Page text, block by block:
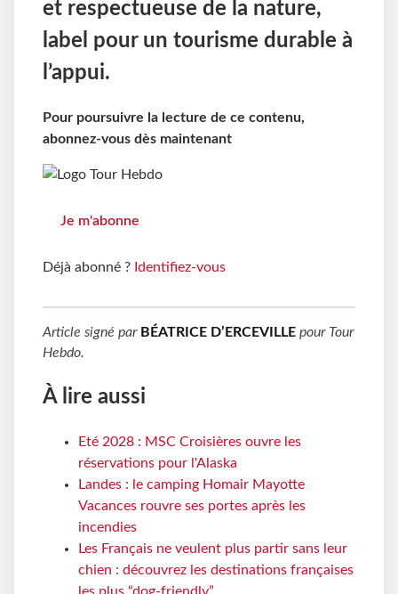
et respectueuse de la nature,
label pour un tourisme durable à
l’appui.
Pour poursuivre la lecture de ce contenu,
abonnez-vous dès maintenant
Je m'abonne
Déjà abonné ? Identifiez-vous
Article signé par BÉATRICE D’ERCEVILLE pour Tour
Hebdo.
À lire aussi
Eté 2028 : MSC Croisières ouvre les
réservations pour l'Alaska
Landes : le camping Homair Mayotte
Vacances rouvre ses portes après les
incendies
Les Français ne veulent plus partir sans leur
chien : découvrez les destinations françaises